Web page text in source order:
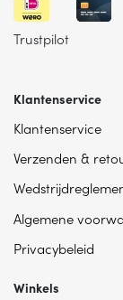
Trustpilot
Klantenservice
Klantenservice
Verzenden &
Algemene
Privacybeleid
Winkels